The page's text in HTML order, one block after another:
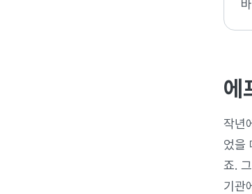
에
작년
었을
죠.
기관